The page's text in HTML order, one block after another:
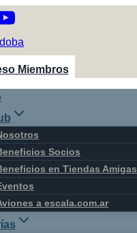
Miembros
Socios
en Tiendas Amigas
a escala.com.ar